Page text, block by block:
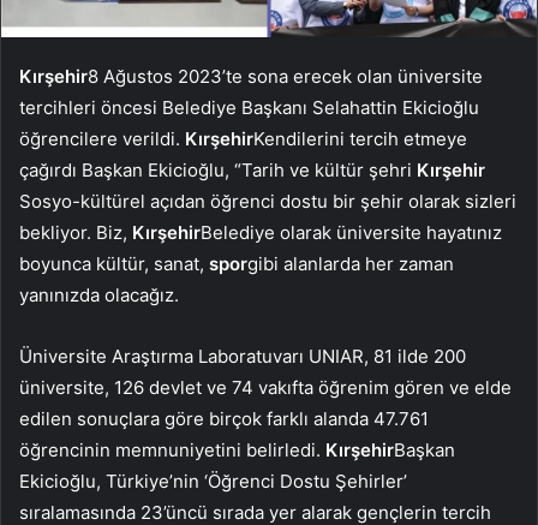
Kırşehir8 Ağustos 2023’te sona erecek olan üniversite
tercihleri ​​öncesi Belediye Başkanı Selahattin Ekicioğlu
öğrencilere verildi. KırşehirKendilerini tercih etmeye
çağırdı Başkan Ekicioğlu, “Tarih ve kültür şehri Kırşehir
Sosyo-kültürel açıdan öğrenci dostu bir şehir olarak sizleri
bekliyor. Biz, KırşehirBelediye olarak üniversite hayatınız
boyunca kültür, sanat, sporgibi alanlarda her zaman
yanınızda olacağız.
Üniversite Araştırma Laboratuvarı UNIAR, 81 ilde 200
üniversite, 126 devlet ve 74 vakıfta öğrenim gören ve elde
edilen sonuçlara göre birçok farklı alanda 47.761
öğrencinin memnuniyetini belirledi. KırşehirBaşkan
Ekicioğlu, Türkiye’nin ‘Öğrenci Dostu Şehirler’
sıralamasında 23’üncü sırada yer alarak gençlerin tercih